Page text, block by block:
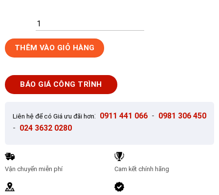
Gạch
bể
Mosaic
MST
THÊM VÀO GIỎ HÀNG
BÁO GIÁ CÔNG TRÌNH
Liên hệ để có Giá ưu đãi hơn: 0911 441 066 - 0981 306 450
- 024 3632 0280
Vận chuyển miễn phí Cam kết chính hãng